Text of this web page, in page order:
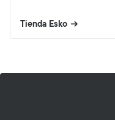
Tienda Esko